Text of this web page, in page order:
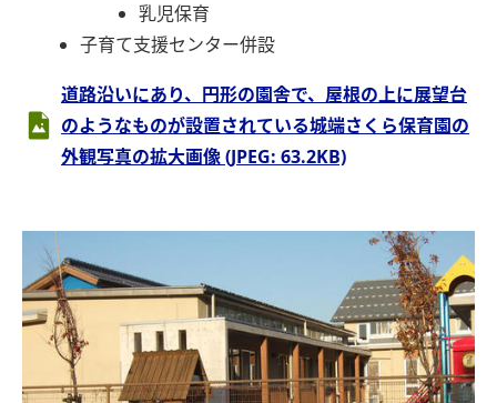
乳児保育
子育て支援センター併設
道路沿いにあり、円形の園舎で、屋根の上に展望台
のようなものが設置されている城端さくら保育園の
外観写真の拡大画像 (JPEG: 63.2KB)